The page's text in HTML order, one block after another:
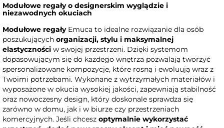
Modułowe regały o designerskim wyglądzie i
niezawodnych okuciach
Modułowe regałyEmuca to idealne rozwiązanie dla osób
poszukujących organizacji, stylu i maksymalnej
elastyczności w swojej przestrzeni. Dzięki systemom
dopasowującym się do każdego wnętrza pozwalają tworzyć
spersonalizowane kompozycje, które rosną i ewoluują wraz z
Twoimi potrzebami. Wykonane z wytrzymałych materiałów i
wyposażone w okucia wysokiej jakości, zapewniają stabilność
oraz nowoczesny design, który doskonale sprawdza się
zarówno w domu, jak i w biurze czy przestrzeniach
komercyjnych. Jeśli chcesz optymalnie wykorzystać